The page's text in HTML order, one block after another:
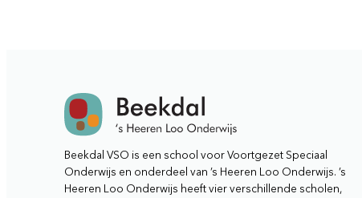
Beekdal VSO is een school voor Voortgezet Speciaal
Onderwijs en onderdeel van ’s Heeren Loo Onderwijs. ’s
Heeren Loo Onderwijs heeft vier verschillende scholen,